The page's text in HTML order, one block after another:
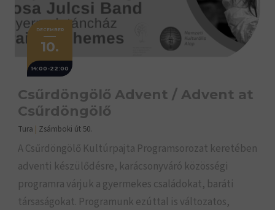
DECEMBER
10.
14:00-22:00
Csűrdöngölő Advent / Advent at
Csűrdöngölő
Tura | Zsámboki út 50.
A Csűrdöngölő Kultúrpajta Programsorozat keretében
adventi készülődésre, karácsonyváró közösségi
programra várjuk a gyermekes családokat, baráti
társaságokat. Programunk ezúttal is változatos,